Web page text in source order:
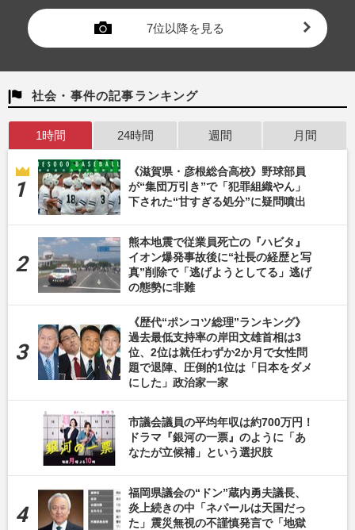
7位以降を見る
社会・事件の記事ランキング
1時間 24時間 週間 月間
《滋賀県・彦根総合高校》野球部員
が“集団万引き”で「犯罪組織やん」
下された“甘すぎる処分”に疑問噴出
熊本地震で従業員死亡の『ハビタ』
イオン爆発事故後に“社長の経歴と写
真”削除で「逃げようとしてる」逃げ
の態勢に非難
《歴代“ポンコツ総理”ランキング》
過去最低支持率の岸田文雄首相は3
位、2位は就任わずか2か月で女性問
題で退陣、圧倒的1位は「日本をダメ
にした」政治家一家
市議会議員の平均年収は約700万円！
ドラマ『銀河の一票』のように「あ
なたが立候補」という選択肢
福岡県議会の“ドン”蔵内勇夫議長、
炎上続きの中「ネパールは天国だっ
た」震災無視の不謹慎発言で「地獄